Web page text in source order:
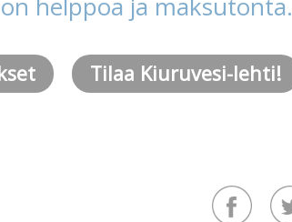
Tilaa Kiuruvesi-lehti!